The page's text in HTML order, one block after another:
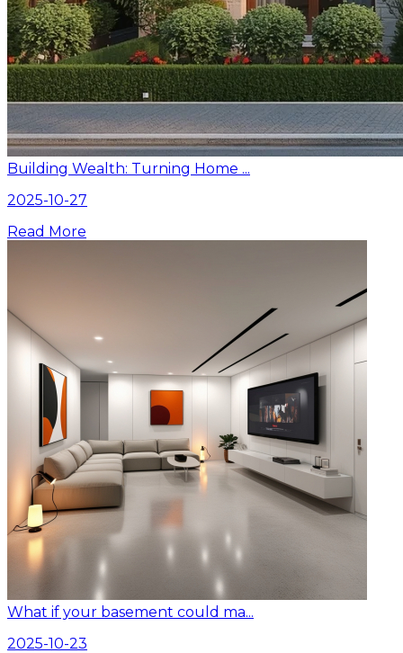
Building Wealth: Turning Home ...
2025-10-27
Read More
What if your basement could ma...
2025-10-23